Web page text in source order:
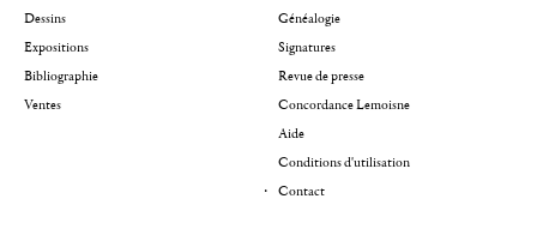
Dessins
Expositions
Bibliographie
Ventes
Généalogie
Signatures
Revue de presse
Concordance Lemoisne
Aide
Conditions d'utilisation
Contact